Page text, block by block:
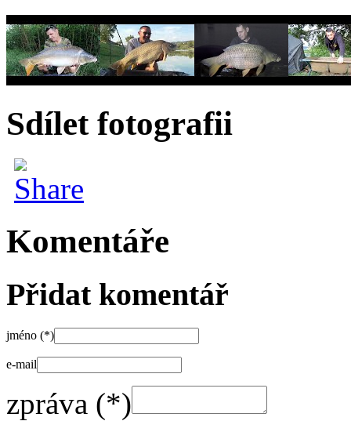
Sdílet fotografii
Komentáře
Přidat komentář
jméno (*)
e-mail
zpráva (*)